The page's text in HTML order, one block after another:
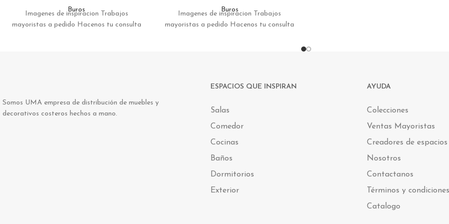
Buros
Imagenes de inspiracion Trabajos
mayoristas a pedido Hacenos tu consulta
Buros
Imagenes de inspiracion Trabajos
mayoristas a pedido Hacenos tu consulta
Somos UMA empresa de distribución de muebles y
decorativos costeros hechos a mano.
ESPACIOS QUE INSPIRAN
Salas
Comedor
Cocinas
Baños
Dormitorios
Exterior
AYUDA
Colecciones
Ventas Mayoristas
Creadores de espacios
Nosotros
Contactanos
Términos y condiciones
Catalogo